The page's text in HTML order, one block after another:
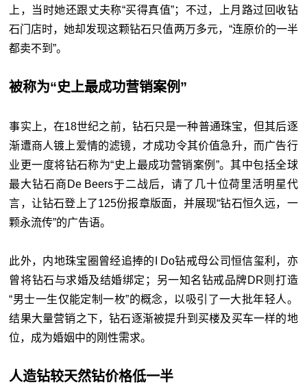
上，当时她还跟丈夫称“买得真值”；不过，上月路过回收钻
石门店时，她却发现这颗钻石只值两万多元，“连原价的一半
都卖不到”。
被称为“史上最成功营销案例”
事实上，在18世纪之前，钻石只是一种普通珠宝，但其后逐
渐遭商人镀上爱情的滤镜，才成功令其价值急升，而广告行
业更一度将钻石称为“史上最成功营销案例”。其中包括全球
最大钻石商De Beers于二战后，请了几十位荷里活明星代
言，让钻石登上了125份报章版面，并展现“钻石恒久远，一
颗永流传”的广告语。
此外，内地珠宝圈曾经追捧的I Do钻戒母公司恒信玺利，亦
曾将钻石与求婚及结婚绑定；另一知名钻戒品牌DR则打造
“男士一生仅能定制一枚”的概念，以吸引了一大批年轻人。
结果大量营销之下，钻石逐渐被提升到买楼及买车一样的地
位，成为婚姻中的刚性需求。
人造钻较天然钻价格低一半